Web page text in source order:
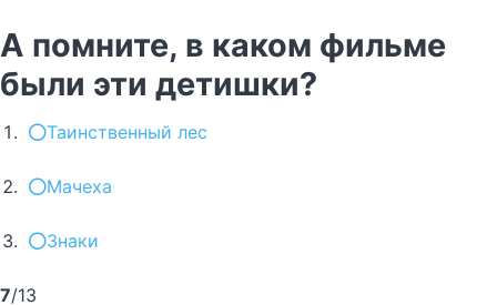
А помните, в каком фильме
были эти детишки?
Таинственный лес
Мачеха
Знаки
7/13